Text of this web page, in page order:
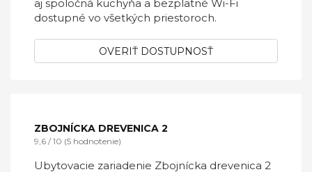
aj spoločná kuchyňa a bezplatné Wi-Fi
dostupné vo všetkých priestoroch.
OVERIŤ DOSTUPNOSŤ
ZBOJNÍCKA DREVENICA 2
9,6 / 10 (5 hodnotenie)
Ubytovacie zariadenie Zbojnícka drevenica 2